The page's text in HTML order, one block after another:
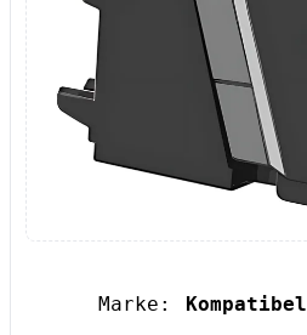
Marke:
Kompatibel